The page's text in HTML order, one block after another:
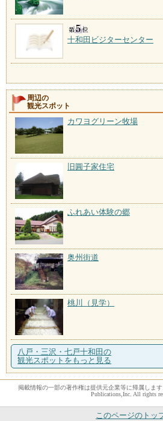
十和田ビジターセンター
周辺の
観光スポット
カワヨグリーン牧場
旧圓子家住宅
ふれあい体験の郷
奥州街道
桃川（見学）
八戸・三沢・七戸十和田の
観光スポットをもっと見る
掲載情報の一部の著作権は提供元企業等に帰属します
Publications,Inc. All rights
このページのトッ